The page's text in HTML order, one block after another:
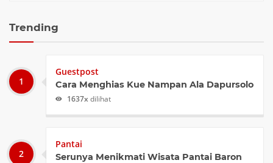
Trending
Guestpost
Cara Menghias Kue Nampan Ala Dapursolo
1637x dilihat
Pantai
Serunya Menikmati Wisata Pantai Baron